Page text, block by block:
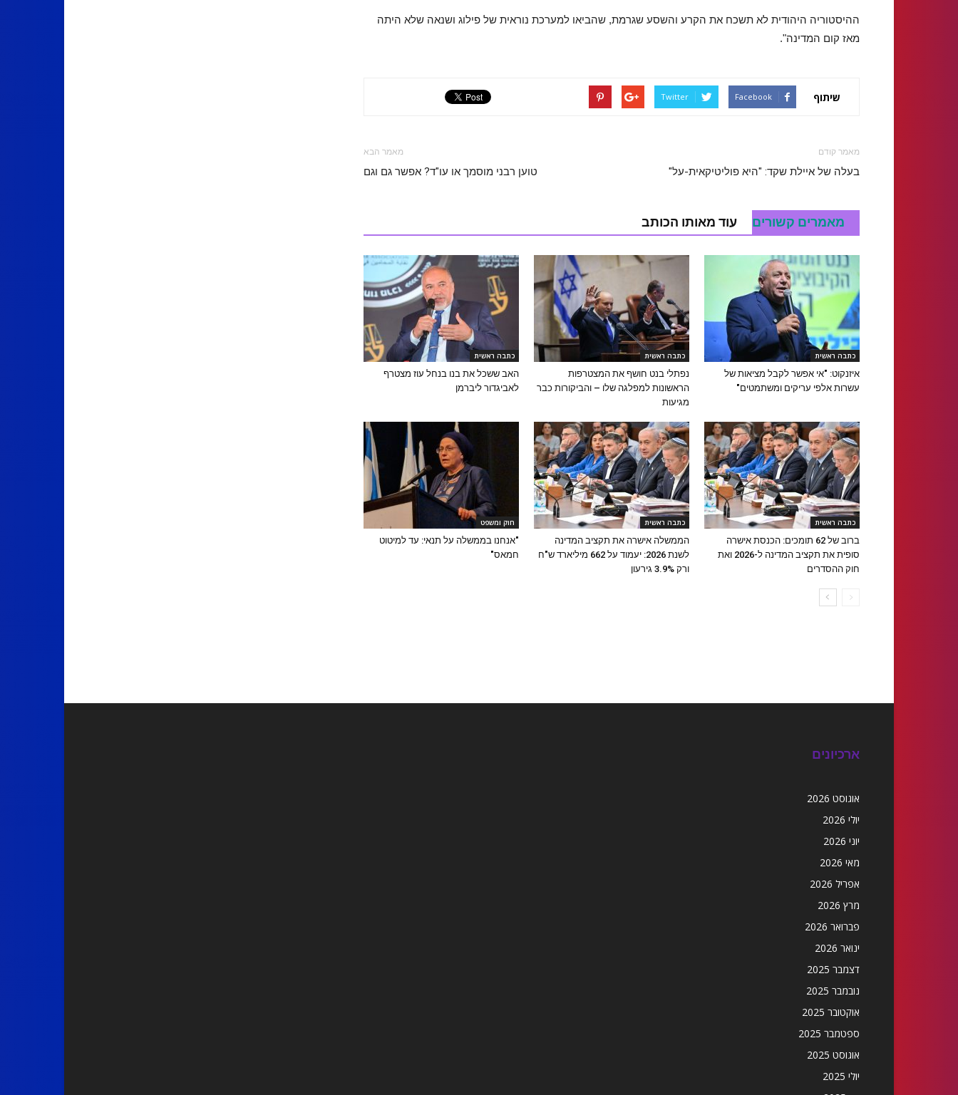
ההיסטוריה היהודית לא תשכח את הקרע והשסע שגרמת, שהביאו למערכת נוראית של פילוג ושנאה שלא היתה
מאז קום המדינה".
שיתוף Facebook
Twitter
מאמר קודם
בעלה של איילת שקד: "היא פוליטיקאית-על"
מאמר הבא
טוען רבני מוסמך או עו"ד? אפשר גם וגם
מאמרים קשורים עוד מאותו הכותב
כתבה ראשית
איזנקוט: "אי אפשר לקבל מציאות של
עשרות אלפי עריקים ומשתמטים"
כתבה ראשית
נפתלי בנט חושף את המצטרפות
הראשונות למפלגה שלו – והביקורות כבר
מגיעות
כתבה ראשית
האב ששכל את בנו בנחל עוז מצטרף
לאביגדור ליברמן
כתבה ראשית
ברוב של 62 תומכים: הכנסת אישרה
סופית את תקציב המדינה ל-2026 ואת
חוק ההסדרים
כתבה ראשית
הממשלה אישרה את תקציב המדינה
לשנת 2026: יעמוד על 662 מיליארד ש"ח
ורק 3.9% גירעון
חוק ומשפט
"אנחנו בממשלה על תנאי: עד למיטוט
חמאס"
ארכיונים
אוגוסט 2026
יולי 2026
יוני 2026
מאי 2026
אפריל 2026
מרץ 2026
פברואר 2026
ינואר 2026
דצמבר 2025
נובמבר 2025
אוקטובר 2025
ספטמבר 2025
אוגוסט 2025
יולי 2025